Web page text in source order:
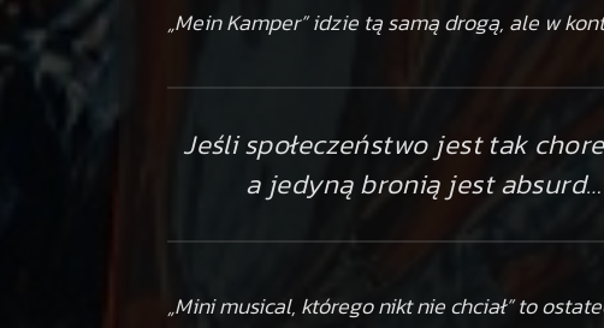
„Mein Kamper” idzie tą samą drogą, ale w
Jeśli społeczeństwo jest tak
a jedyną bronią jest
„Mini musical, którego nikt nie chciał” to